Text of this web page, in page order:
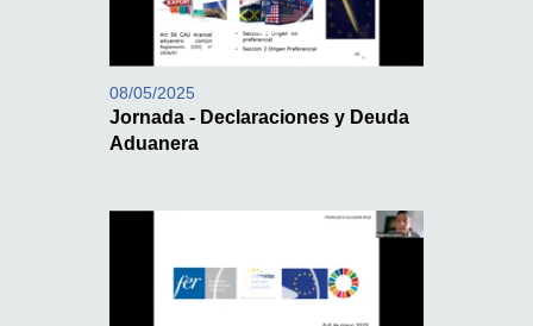
08/05/2025
Jornada - Declaraciones y Deuda
Aduanera